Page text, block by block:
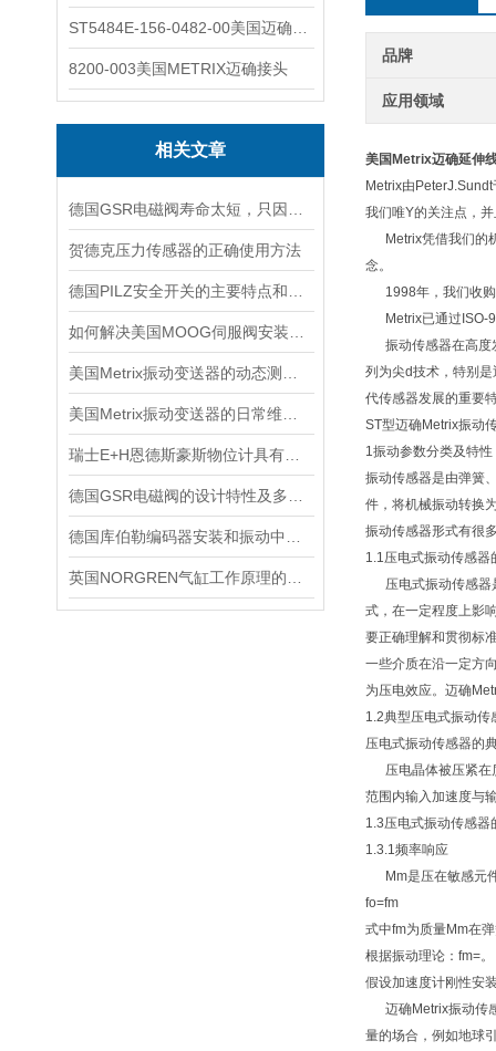
8200-003美国METRIX迈确接头
相关文章
贺德克压力传感器的正确使用方法
品牌
应用领域
美国Metrix迈确延伸
Metrix由
我们唯Y的关注点，
Metrix凭借我们的机
念。
1998年，我们收购
Metrix已通过ISO-
振动传感器在高度
列为尖d技术，特别
代传感器发展的重要
ST型迈确Metrix振动
1振动参数分类及特性
振动传感器是由弹簧
件，将机械振动转换
振动传感器形式有很
1.1压电式振动传感器
压电式振动传感器
式，在一定程度上影
要正确理解和贯彻标
一些介质在沿一定方
为压电效应。迈确
1.2典型压电式振动传
压电式振动传感器的
压电晶体被压紧在
范围内输入加速度与
1.3压电式振动传感器
1.3.1频率响应
Mm是压在敏感元件
fo=fm
式中fm为质量Mm在
根据振动理论：fm=。
假设加速度计刚性安
迈确Metrix振动传感
量的场合，例如地球